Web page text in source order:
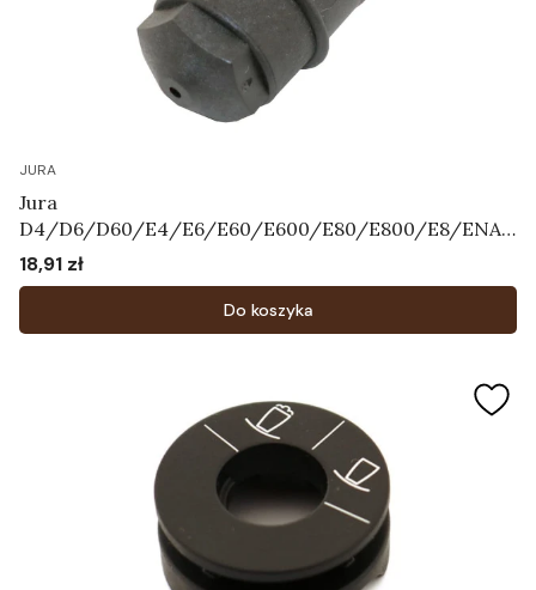
JURA
Jura
D4/D6/D60/E4/E6/E60/E600/E80/E800/E8/ENA3
/ENA5/ENA7/ENA9/ENA
X1/F7/F8/F85/J5/J7/J9.4/XJ5/XJ6/XJ9/WE50/WE6/
WE8 - Dysza Art.66590
Cena
18,91 zł
Do koszyka